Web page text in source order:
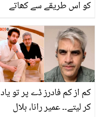
کو اس طریقے سے کھاتے
کیونکہ اس سے آپ کا وزن
بڑھنے کے ساتھ ساتھ یہ
خطرناک بیماری بھی ۔۔۔۔۔۔۔۔
کم از کم فادرز ڈے پر تو یاد
کر لیتے۔۔ عمیر رانا، بلال